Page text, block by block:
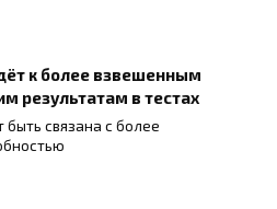
к более взвешенным
результатам в тестах
связана с более